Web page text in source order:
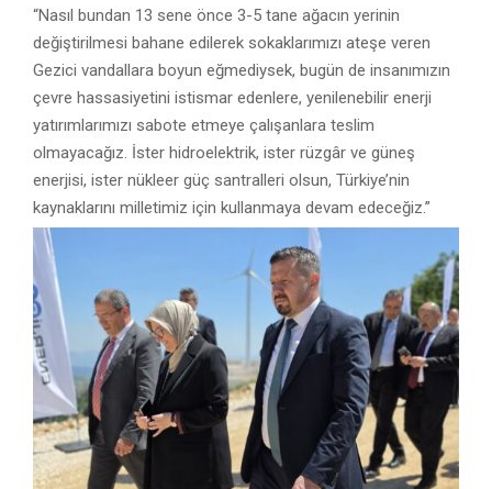
“Nasıl bundan 13 sene önce 3-5 tane ağacın yerinin
değiştirilmesi bahane edilerek sokaklarımızı ateşe veren
Gezici vandallara boyun eğmediysek, bugün de insanımızın
çevre hassasiyetini istismar edenlere, yenilenebilir enerji
yatırımlarımızı sabote etmeye çalışanlara teslim
olmayacağız. İster hidroelektrik, ister rüzgâr ve güneş
enerjisi, ister nükleer güç santralleri olsun, Türkiye’nin
kaynaklarını milletimiz için kullanmaya devam edeceğiz.”